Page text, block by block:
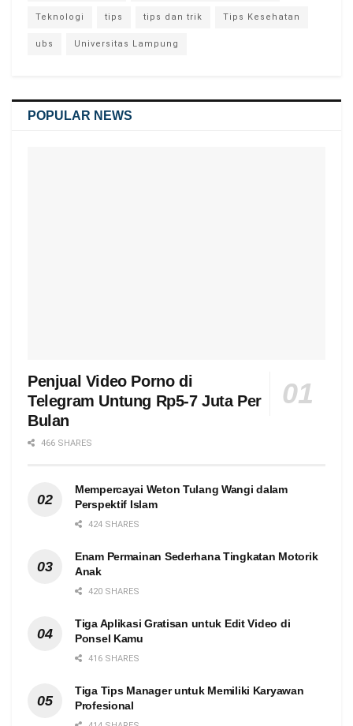
Teknologi tips tips dan trik Tips Kesehatan
ubs Universitas Lampung
POPULAR NEWS
Penjual Video Porno di
Telegram Untung Rp5-7 Juta Per
Bulan
466 SHARES
Mempercayai Weton Tulang Wangi dalam
Perspektif Islam
424 SHARES
Enam Permainan Sederhana Tingkatan Motorik
Anak
420 SHARES
Tiga Aplikasi Gratisan untuk Edit Video di
Ponsel Kamu
416 SHARES
Tiga Tips Manager untuk Memiliki Karyawan
Profesional